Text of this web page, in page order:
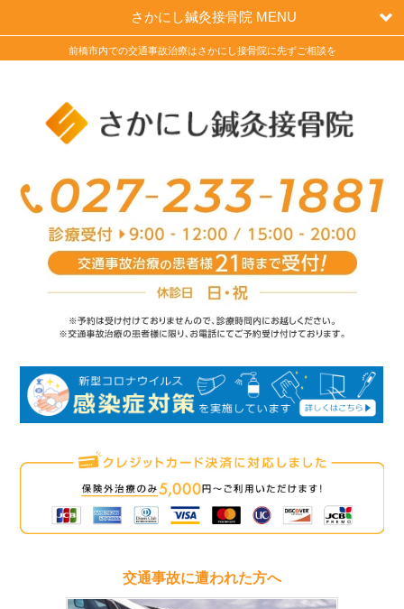
前橋市内での交通事故治療はさかにし接骨院に先ずご相談を
さかにし鍼灸接骨院 MENU
交通事故に遭われた方へ